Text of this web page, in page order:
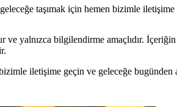
taşımak için hemen bizimle
ve yalnızca bilgilendirme amaçlıdır.
iletişime geçin ve geleceğe bugünden